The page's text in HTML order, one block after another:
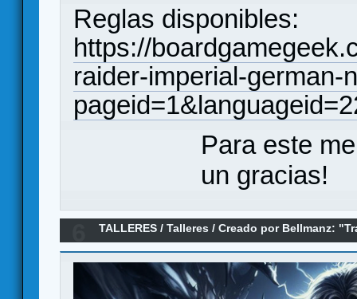
Reglas disponibles:
https://
raider-imperial-german-
Para este
un gracias!
TALLERES /Talleres /Creado por Bellmanz: